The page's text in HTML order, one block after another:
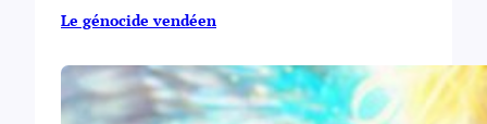
Le génocide vendéen